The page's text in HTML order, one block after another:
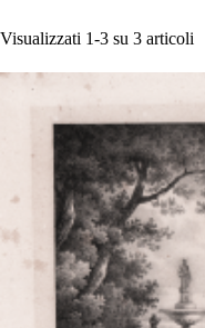
Visualizzati 1-3 su 3 articoli